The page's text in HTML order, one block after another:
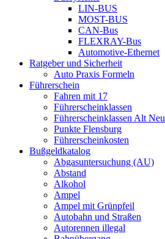
LIN-BUS
MOST-BUS
CAN-Bus
FLEXRAY-Bus
Automotive-Ethernet
Ratgeber und Sicherheit
Auto Praxis Formeln
Führerschein
Fahren mit 17
Führerscheinklassen
Führerscheinklassen Alt Neu
Punkte Flensburg
Führerscheinkosten
Bußgeldkatalog
Abgasuntersuchung (AU)
Abstand
Alkohol
Ampel
Ampel mit Grünpfeil
Autobahn und Straßen
Autorennen illegal